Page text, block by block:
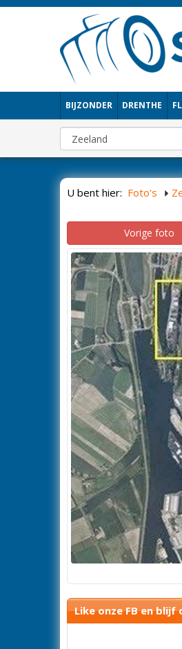
BIJZONDER DRENTHE
U bent hier: Foto's
Vorige foto
Like onze FB en